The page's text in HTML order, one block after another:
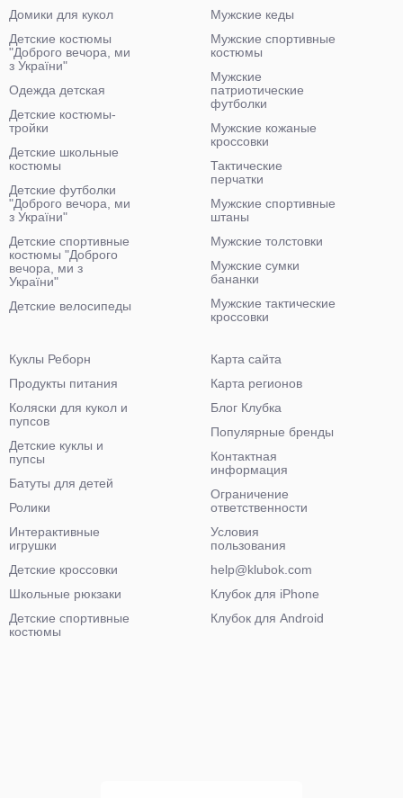
Домики для кукол
Детские костюмы
"Доброго вечора, ми
з України"
Одежда детская
Детские костюмы-
тройки
Детские школьные
костюмы
Детские футболки
"Доброго вечора, ми
з України"
Детские спортивные
костюмы "Доброго
вечора, ми з
України"
Детские велосипеды
Мужские кеды
Мужские спортивные
костюмы
Мужские
патриотические
футболки
Мужские кожаные
кроссовки
Тактические
перчатки
Мужские спортивные
штаны
Мужские толстовки
Мужские сумки
бананки
Мужские тактические
кроссовки
Куклы Реборн
Продукты питания
Коляски для кукол и
пупсов
Детские куклы и
пупсы
Батуты для детей
Ролики
Интерактивные
игрушки
Детские кроссовки
Школьные рюкзаки
Детские спортивные
костюмы
Карта сайта
Карта регионов
Блог Клубка
Популярные бренды
Контактная
информация
Ограничение
ответственности
Условия
пользования
help@klubok.com
Клубок для iPhone
Клубок для Android